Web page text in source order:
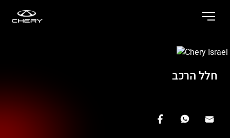
חלל הרכב